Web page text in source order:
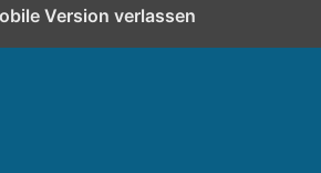
Version verlassen